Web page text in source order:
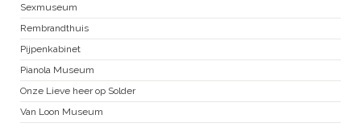
Sexmuseum
Rembrandthuis
Pijpenkabinet
Pianola Museum
Onze Lieve heer op Solder
Van Loon Museum